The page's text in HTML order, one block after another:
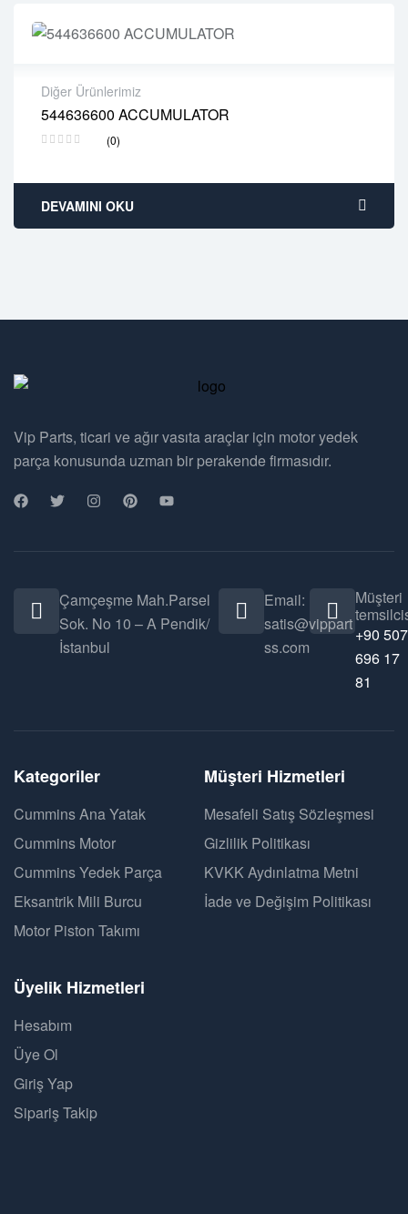
Diğer Ürünlerimiz
544636600 ACCUMULATOR
(0)
2 years warranty
Delivery time: 1-2 business days
DEVAMINI OKU
Vip Parts, ticari ve ağır vasıta araçlar için motor yedek
parça konusunda uzman bir perakende firmasıdır.
Çamçeşme Mah.Parsel
Sok. No 10 – A Pendik/
İstanbul
Email:
satis@vippart
ss.com
Müşteri
+90 507
696 17
81
Kategoriler
Cummins Ana Yatak
Cummins Motor
Cummins Yedek Parça
Eksantrik Mili Burcu
Motor Piston Takımı
Müşteri Hizmetleri
Mesafeli Satış Sözleşmesi
Gizlilik Politikası
KVKK Aydınlatma Metni
İade ve Değişim Politikası
Üyelik Hizmetleri
Hesabım
Üye Ol
Giriş Yap
Sipariş Takip